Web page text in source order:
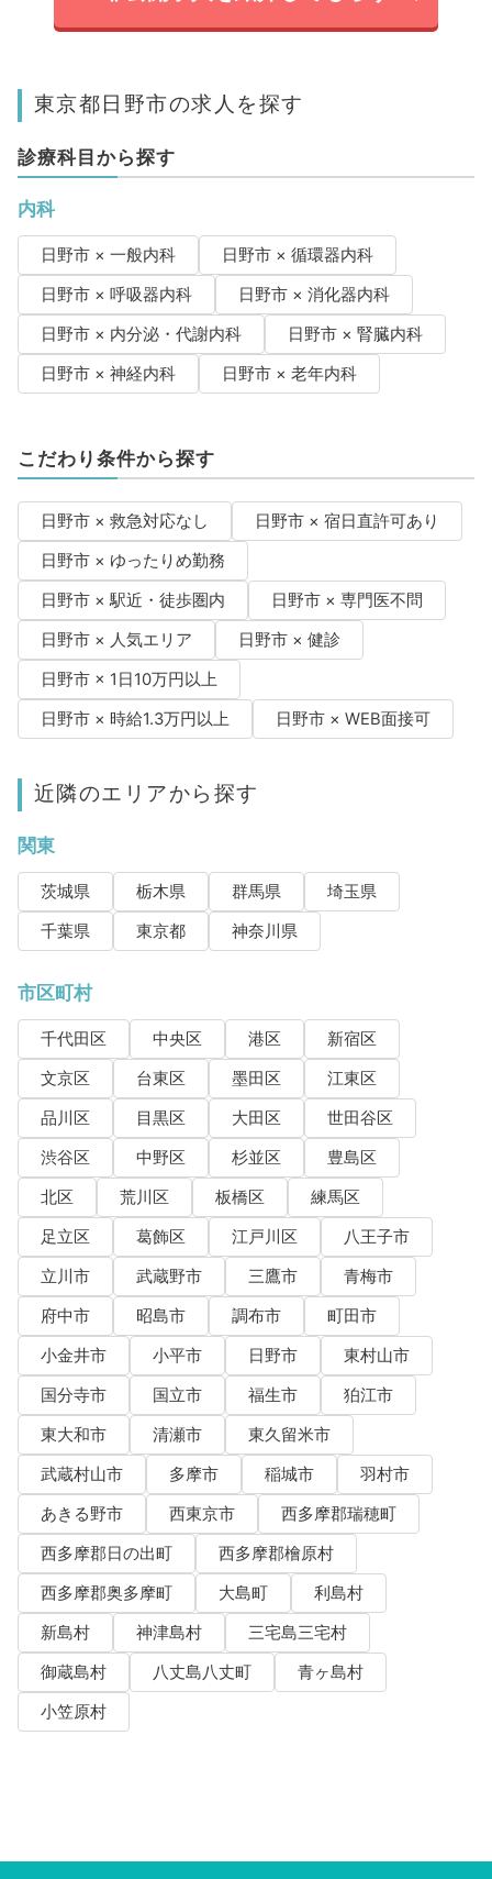
東京都日野市の求人を探す
診療科目から探す
内科
日野市 × 一般内科
日野市 × 循環器内科
日野市 × 呼吸器内科
日野市 × 消化器内科
日野市 × 内分泌・代謝内科
日野市 × 腎臓内科
日野市 × 神経内科
日野市 × 老年内科
こだわり条件から探す
日野市 × 救急対応なし
日野市 × 宿日直許可あり
日野市 × ゆったりめ勤務
日野市 × 駅近・徒歩圏内
日野市 × 専門医不問
日野市 × 人気エリア
日野市 × 健診
日野市 × 1日10万円以上
日野市 × 時給1.3万円以上
日野市 × WEB面接可
近隣のエリアから探す
関東
茨城県 栃木県 群馬県
埼玉県
千葉県
東京都 神奈川県
市区町村
千代田区 中央区 港区
新宿区
文京区
台東区 墨田区
江東区
品川区
目黒区 大田区
世田谷区
渋谷区
中野区 杉並区
豊島区
北区
荒川区 板橋区
練馬区
足立区
葛飾区 江戸川区
八王子市
立川市
武蔵野市 三鷹市
青梅市
府中市
昭島市 調布市
町田市
小金井市
小平市 日野市
東村山市
国分寺市
国立市 福生市
狛江市
東大和市
清瀬市
東久留米市
武蔵村山市
多摩市 稲城市
羽村市
あきる野市
西東京市
西多摩郡瑞穂町
西多摩郡日の出町
西多摩郡檜原村
西多摩郡奥多摩町
大島町
利島村
新島村
神津島村
三宅島三宅村
御蔵島村
八丈島八丈町
青ヶ島村
小笠原村